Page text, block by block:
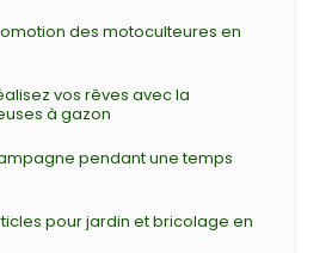
des motoculteures en
vos rêves avec la
à gazon
pendant une temps
pour jardin et bricolage en